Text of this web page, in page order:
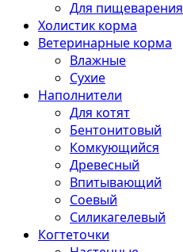
Для пищеварения
Холистик корма
Ветеринарные корма
Влажные
Сухие
Наполнители
Для котят
Бентонитовый
Комкующийся
Древесный
Впитывающий
Соевый
Силикагелевый
Когтеточки